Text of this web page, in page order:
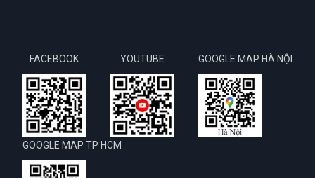
FACEBOOK YOUTUBE GOOGLE MAP HÀ NỘI
GOOGLE MAP TP HCM